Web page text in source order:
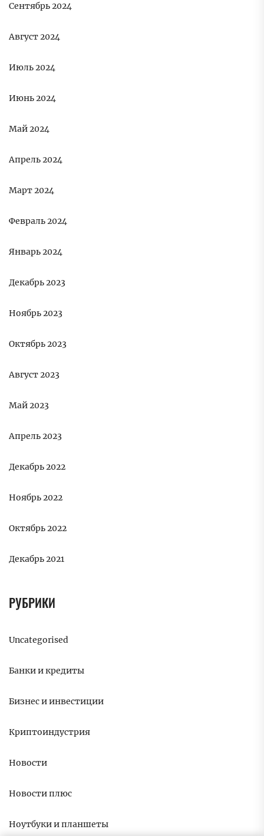
Сентябрь 2024
Август 2024
Июль 2024
Июнь 2024
Май 2024
Апрель 2024
Март 2024
Февраль 2024
Январь 2024
Декабрь 2023
Ноябрь 2023
Октябрь 2023
Август 2023
Май 2023
Апрель 2023
Декабрь 2022
Ноябрь 2022
Октябрь 2022
Декабрь 2021
РУБРИКИ
Uncategorised
Банки и кредиты
Бизнес и инвестиции
Криптоиндустрия
Новости
Новости плюс
Ноутбуки и планшеты